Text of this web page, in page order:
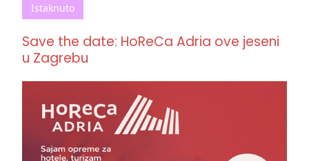
Istaknuto
Save the date: HoReCa Adria ove jeseni
u Zagrebu